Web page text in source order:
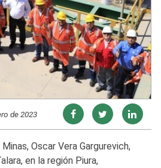
de 2023
Oscar Vera Gargurevich,
en la región Piura,